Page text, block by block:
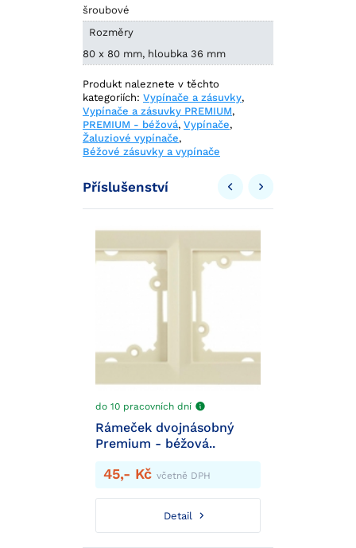
šroubové
Rozměry
80 x 80 mm, hloubka 36 mm
Produkt naleznete v těchto
kategoriích: Vypínače a zásuvky,
Vypínače a zásuvky PREMIUM,
PREMIUM - béžová, Vypínače,
Žaluziové vypínače,
Béžové zásuvky a vypínače
Příslušenství
do 10 pracovních dní
Rámeček dvojnásobný
Premium - béžová..
45,- Kč včetně DPH
Detail